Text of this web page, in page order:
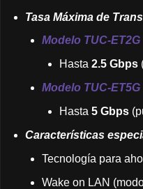
Tasa Máxima de
Modelo TUC-ET2G
Hasta 2.5 Gbps
Modelo TUC-ET5G
Hasta 5 Gbps
Características
Tecnología para
Wake on LAN